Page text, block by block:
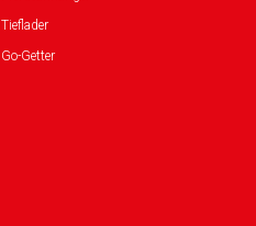
Tieflader
Go-Getter